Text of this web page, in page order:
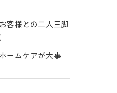
様との二人三脚
ムケアが大事